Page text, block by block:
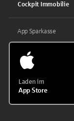
Cockpit Immobilie
App Sparkasse
Laden im
App Store